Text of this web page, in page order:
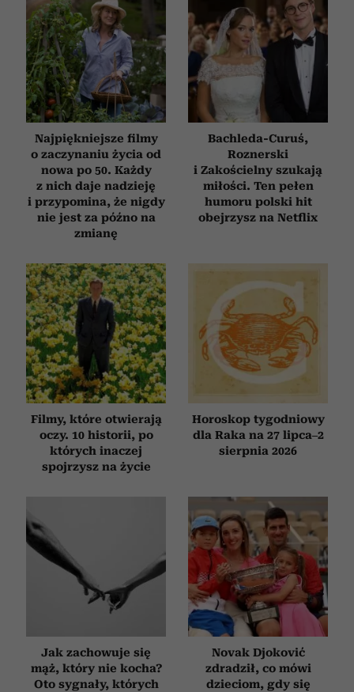
Najpiękniejsze filmy
o zaczynaniu życia od
nowa po 50. Każdy
z nich daje nadzieję
i przypomina, że nigdy
nie jest za późno na
zmianę
Bachleda-Curuś,
Roznerski
i Zakościelny szukają
miłości. Ten pełen
humoru polski hit
obejrzysz na Netflix
Filmy, które otwierają
oczy. 10 historii, po
których inaczej
spojrzysz na życie
Horoskop tygodniowy
dla Raka na 27 lipca–2
sierpnia 2026
Jak zachowuje się
mąż, który nie kocha?
Oto sygnały, których
Novak Djoković
zdradził, co mówi
dzieciom, gdy się